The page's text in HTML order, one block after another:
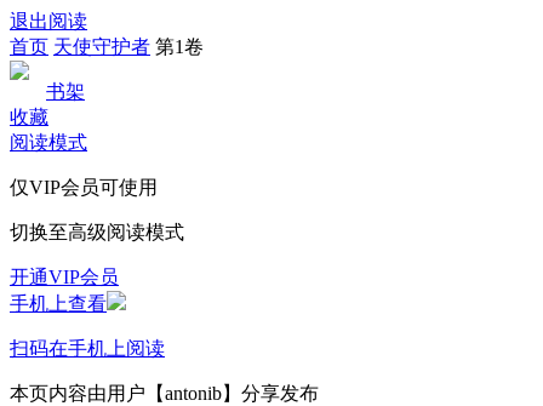
退出阅读
首页 天使守护者 第1卷
书架
收藏
阅读模式
仅VIP会员可使用
切换至高级阅读模式
开通VIP会员
手机上查看
扫码在手机上阅读
本页内容由用户【antonib】分享发布